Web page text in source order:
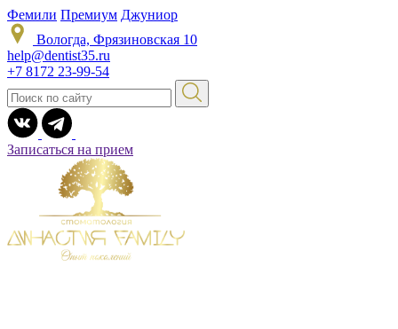
Фемили Премиум Джуниор
Вологда, Фрязиновская 10
help@dentist35.ru
+7 8172 23-99-54
Записаться на прием